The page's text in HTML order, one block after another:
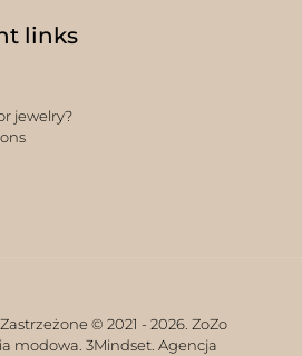
links
jewelry?
© 2021 - 2026. ZoZo
modowa. 3Mindset. Agencja